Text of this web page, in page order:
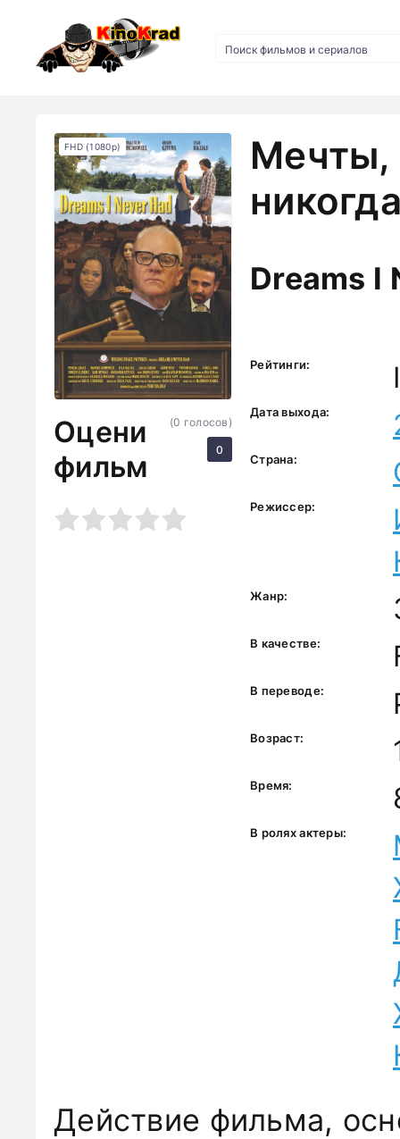
Мечты,
Dreams I
FHD (1080p)
Оцени
фильм
5
(0 голосов)
0
Рейтинги:
Дата выхода:
Страна:
Режиссер:
Жанр:
В качестве:
В переводе:
Возраст:
Время:
В ролях актеры:
Действие фильма,